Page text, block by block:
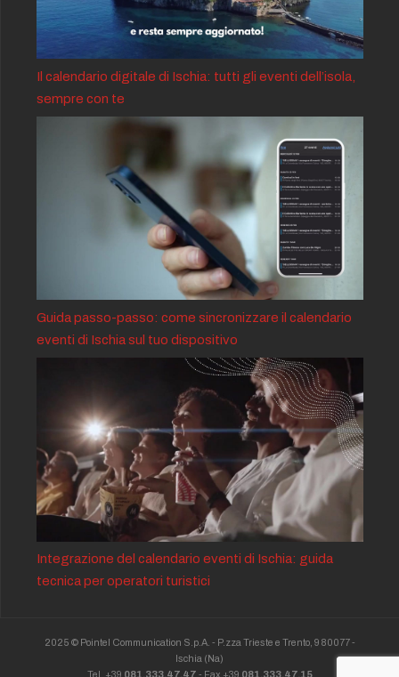
Il calendario digitale di Ischia: tutti gli eventi dell’isola,
sempre con te
Guida passo-passo: come sincronizzare il calendario
eventi di Ischia sul tuo dispositivo
Integrazione del calendario eventi di Ischia: guida
tecnica per operatori turistici
2025 © Pointel Communication S.p.A. - P.zza Trieste e Trento, 9 80077 -
Ischia (Na)
Tel. +39 081.333.47.47 - Fax +39 081.333.47.15